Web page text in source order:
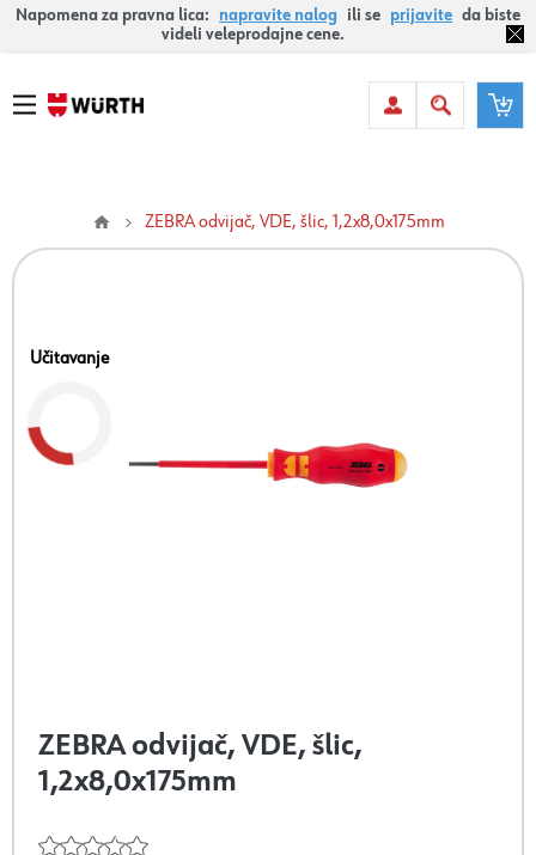
Napomena za pravna lica: napravite nalog ili se prijavite da biste
videli veleprodajne cene.
ZEBRA odvijač, VDE, šlic, 1,2x8,0x175mm
Učitavanje
ZEBRA odvijač, VDE, šlic,
1,2x8,0x175mm